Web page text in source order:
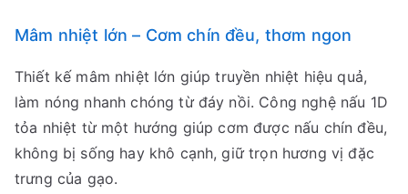
Mâm nhiệt lớn – Cơm chín đều, thơm ngon
Thiết kế mâm nhiệt lớn giúp truyền nhiệt hiệu quả,
làm nóng nhanh chóng từ đáy nồi. Công nghệ nấu 1D
tỏa nhiệt từ một hướng giúp cơm được nấu chín đều,
không bị sống hay khô cạnh, giữ trọn hương vị đặc
trưng của gạo.